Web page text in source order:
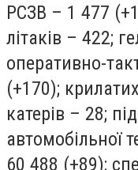
РСЗВ – 1 477
літаків – 422;
оперативно-
(+170);
катерів – 28;
автомобільної
60 488 (+89);